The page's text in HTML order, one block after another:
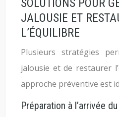
SOLUTIONS POUR
JALOUSIE ET
L’ÉQUILIBRE
Plusieurs stratégies
jalousie et de restaurer
approche préventive est
Préparation à l’arrivée